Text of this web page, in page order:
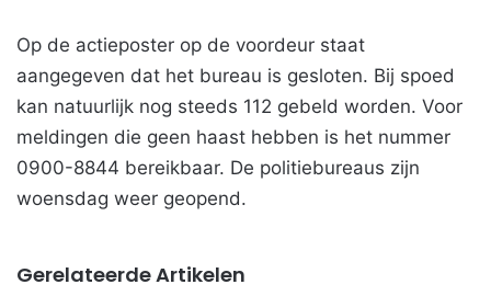
Op de actieposter op de voordeur staat
aangegeven dat het bureau is gesloten. Bij spoed
kan natuurlijk nog steeds 112 gebeld worden. Voor
meldingen die geen haast hebben is het nummer
0900-8844 bereikbaar. De politiebureaus zijn
woensdag weer geopend.
Gerelateerde Artikelen